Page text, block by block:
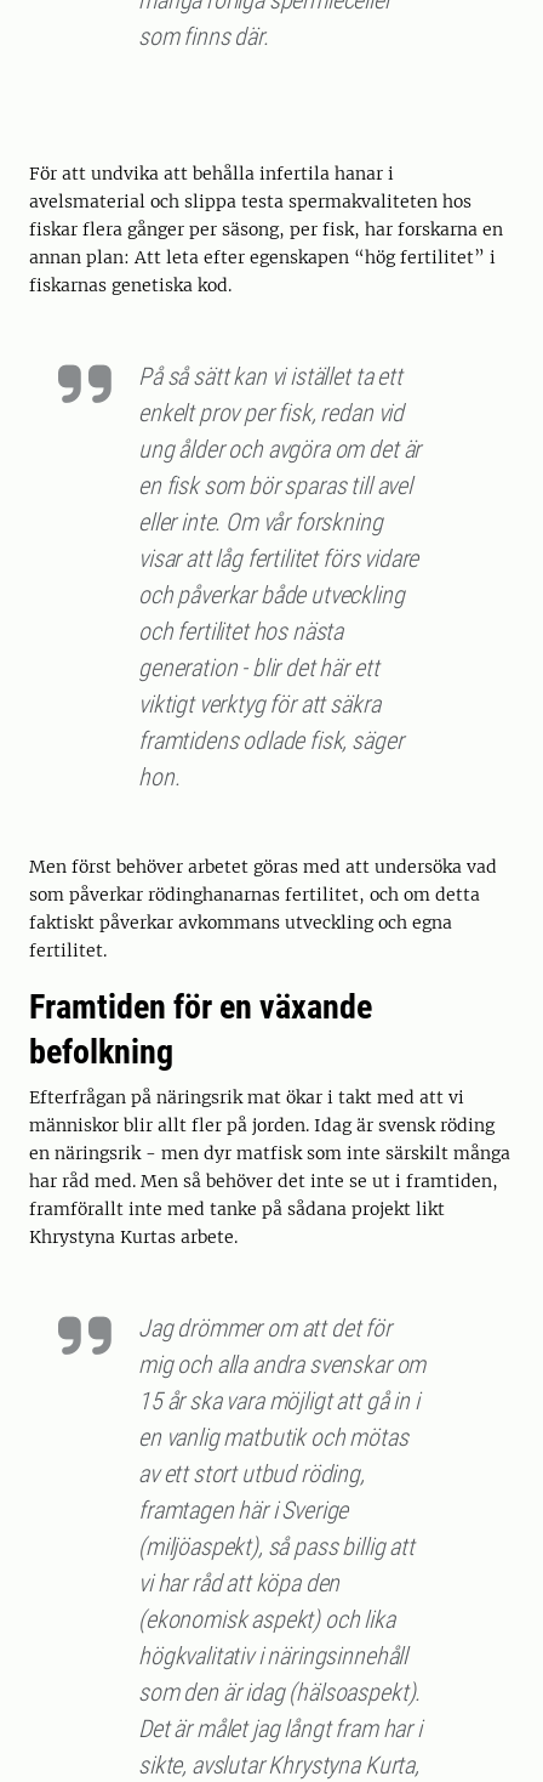
som finns där.
För att undvika att behålla infertila hanar i
avelsmaterial och slippa testa spermakvaliteten hos
fiskar flera gånger per säsong, per fisk, har forskarna en
annan plan: Att leta efter egenskapen “hög fertilitet” i
fiskarnas genetiska kod.
På så sätt kan vi istället ta ett
enkelt prov per fisk, redan vid
ung ålder och avgöra om det är
en fisk som bör sparas till avel
eller inte. Om vår forskning
visar att låg fertilitet förs vidare
och påverkar både utveckling
och fertilitet hos nästa
generation - blir det här ett
viktigt verktyg för att säkra
framtidens odlade fisk, säger
hon.
Men först behöver arbetet göras med att undersöka vad
som påverkar rödinghanarnas fertilitet, och om detta
faktiskt påverkar avkommans utveckling och egna
fertilitet.
Framtiden för en växande
befolkning
Efterfrågan på näringsrik mat ökar i takt med att vi
människor blir allt fler på jorden. Idag är svensk röding
en näringsrik - men dyr matfisk som inte särskilt många
har råd med. Men så behöver det inte se ut i framtiden,
framförallt inte med tanke på sådana projekt likt
Khrystyna Kurtas arbete.
Jag drömmer om att det för
mig och alla andra svenskar om
15 år ska vara möjligt att gå in i
en vanlig matbutik och mötas
av ett stort utbud röding,
framtagen här i Sverige
(miljöaspekt), så pass billig att
vi har råd att köpa den
(ekonomisk aspekt) och lika
högkvalitativ i näringsinnehåll
som den är idag (hälsoaspekt).
Det är målet jag långt fram har i
sikte, avslutar Khrystyna Kurta,